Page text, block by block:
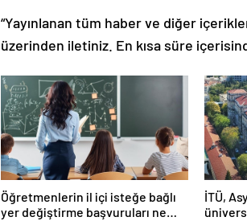
“Yayınlanan tüm haber ve diğer
üzerinden iletiniz. En kısa süre
Öğretmenlerin il içi isteğe bağlı
yer değiştirme başvuruları ne
İTÜ,